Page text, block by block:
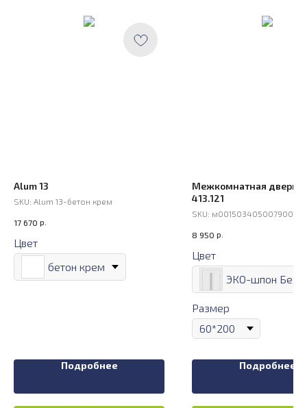
Alum 13
SKU: Alum 13-бетон крем
17 670 р.
Цвет
бетон крем
Подробнее
Межкомнатная дверь
413.121
SKU:
8 950 р.
Цвет
Размер
Подробнее